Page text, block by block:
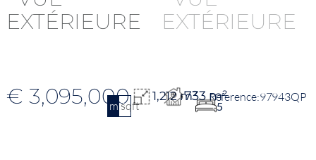
€ 3,095,000
m2sqft
1,212 m²733 m²
5
97943QP